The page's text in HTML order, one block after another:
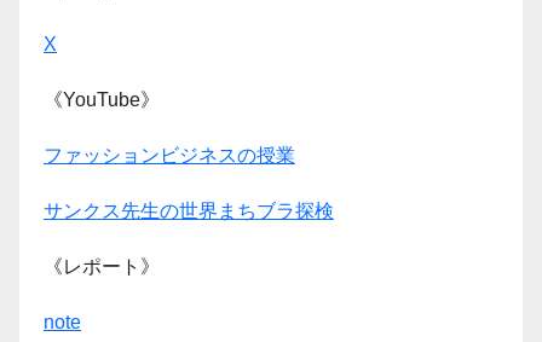
X
《YouTube》
ファッションビジネスの授業
サンクス先生の世界まちブラ探検
《レポート》
note